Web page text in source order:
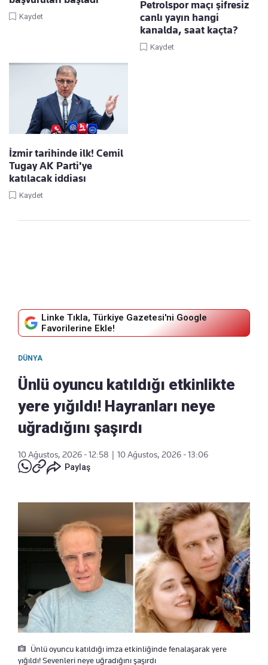
Kaydet
Petrolspor maçı şifresiz
canlı yayın hangi
kanalda, saat kaçta?
Kaydet
İzmir tarihinde ilk! Cemil
Tugay AK Parti'ye
katılacak iddiası
Kaydet
Linke Tıkla, Türkiye Gazetesi'ni Google
Favorilerine Ekle!
DÜNYA
Ünlü oyuncu katıldığı etkinlikte
yere yığıldı! Hayranları neye
uğradığını şaşırdı
10 Ağustos, 2026 - 12:58
10 Ağustos, 2026 - 13:06
Paylaş
Ünlü oyuncu katıldığı imza etkinliğinde fenalaşarak yere
yığıldı! Sevenleri neye uğradığını şaşırdı